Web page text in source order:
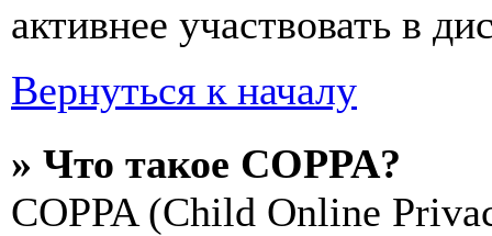
активнее участвовать в
Вернуться к началу
» Что такое COPPA?
COPPA (Child Online